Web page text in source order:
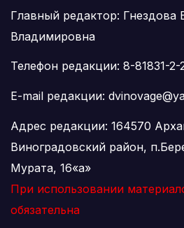
Главный редактор: Гнездова
Владимировна
Телефон редакции: 8-81831-2-
E-mail редакции:
Адрес редакции: 164570
Виноградовский район,
Мурата, 16«а»
При использовании
обязательна